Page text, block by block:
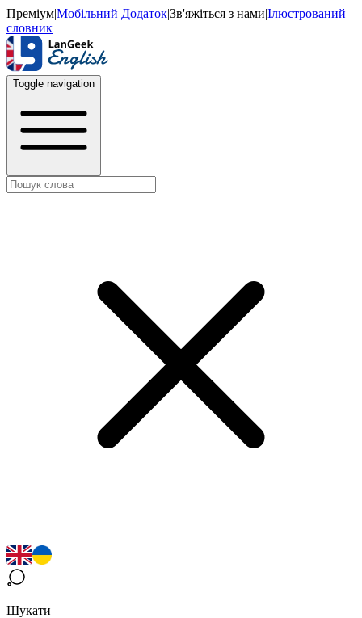
Преміум|Мобільний Додаток|Зв'яжіться з нами|Ілюстрований
словник
Toggle navigation
Шукати